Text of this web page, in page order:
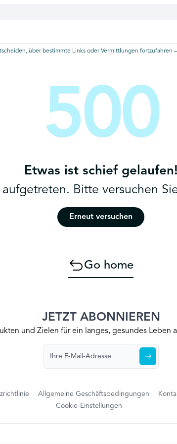
über bestimmte Links oder Vermittlungen fortzufahren
500
Etwas ist schief gelaufen!
Bitte versuchen
Erneut versuchen
Go home
JETZT ABONNIEREN
und Zielen für ein langes, gesundes
Allgemeine Geschäftsbedingungen
Cookie-Einstellungen